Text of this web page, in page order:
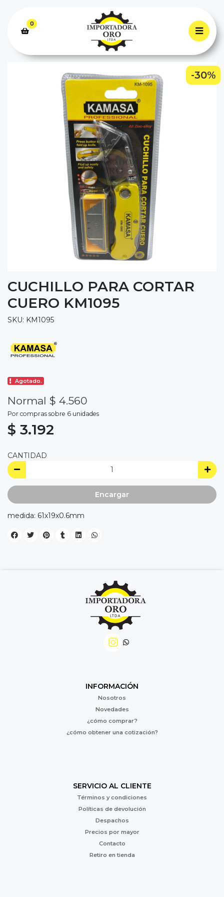
0
-30%
CUCHILLO PARA CORTAR
CUERO KM1095
SKU: KM1095
Agotado.
Normal $ 4.560
Por compras sobre 6 unidades
$ 3.192
CANTIDAD
Encargar
medida: 61x19x0.6mm
INFORMACIÓN
Nosotros
Novedades
¿cómo comprar?
¿cómo obtener una cotización?
SERVICIO AL CLIENTE
Términos y condiciones
Políticas de devolución
Despachos
Precios por mayor
Contacto
Retiro en tienda